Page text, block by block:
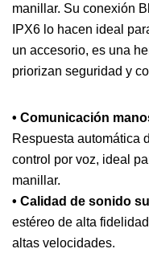
manillar. Su conexión
IPX6 lo hacen ideal
un accesorio, es una
priorizan seguridad y
• Comunicación
Respuesta automática
control por voz, ideal
manillar.
• Calidad de sonido
estéreo de alta
altas velocidades.